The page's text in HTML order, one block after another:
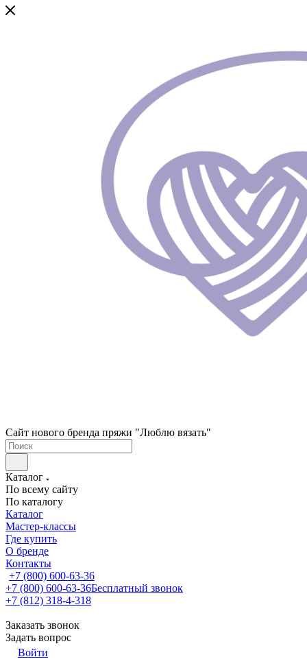
Сайт нового бренда пряжи "Люблю вязать"
Каталог
По всему сайту
По каталогу
Каталог
Мастер-классы
Где купить
О бренде
Контакты
+7 (800) 600-63-36
+7 (800) 600-63-36Бесплатный звонок
+7 (812) 318-4-318
Заказать звонок
Задать вопрос
Войти